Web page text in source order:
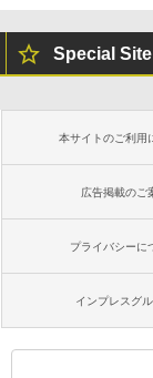
Special Site
本サイトのご利用
広告掲載のご
プライバシーに
インプレスグ